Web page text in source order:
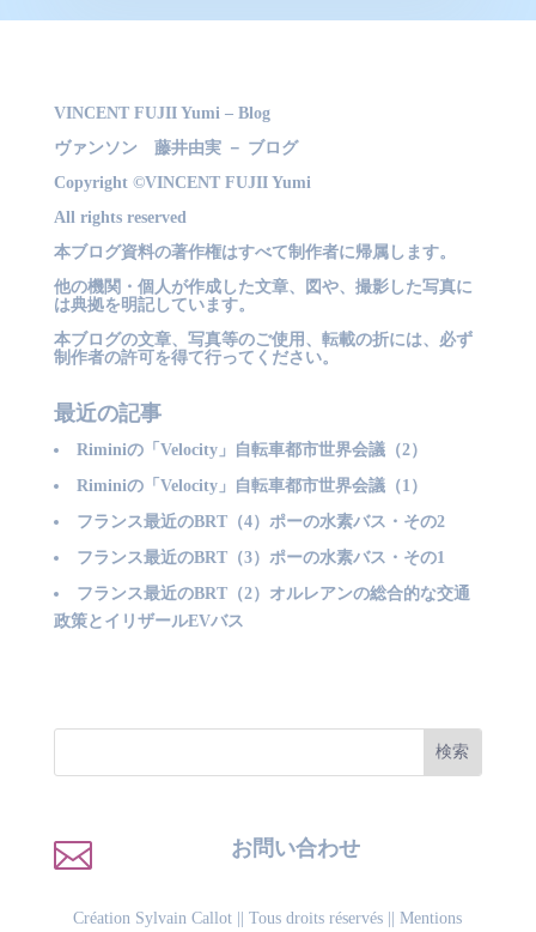
VINCENT FUJII Yumi – Blog
ヴァンソン 藤井由実 － ブログ
Copyright ©VINCENT FUJII Yumi
All rights reserved
本ブログ資料の著作権はすべて制作者に帰属します。
他の機関・個人が作成した文章、図や、撮影した写真に
は典拠を明記しています。
本ブログの文章、写真等のご使用、転載の折には、必ず
制作者の許可を得て行ってください。
最近の記事
Riminiの「Velocity」自転車都市世界会議（2）
Riminiの「Velocity」自転車都市世界会議（1）
フランス最近のBRT（4）ポーの水素バス・その2
フランス最近のBRT（3）ポーの水素バス・その1
フランス最近のBRT（2）オルレアンの総合的な交通
政策とイリザールEVバス
 お問い合わせ
Création Sylvain Callot || Tous droits réservés ||Mentions